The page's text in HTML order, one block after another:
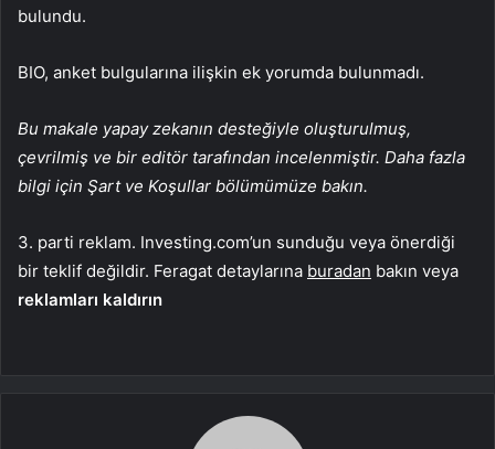
bulundu.
BIO, anket bulgularına ilişkin ek yorumda bulunmadı.
Bu makale yapay zekanın desteğiyle oluşturulmuş,
çevrilmiş ve bir editör tarafından incelenmiştir. Daha fazla
bilgi için Şart ve Koşullar bölümümüze bakın.
3. parti reklam. Investing.com’un sunduğu veya önerdiği
bir teklif değildir. Feragat detaylarına buradan bakın veya
reklamları kaldırın